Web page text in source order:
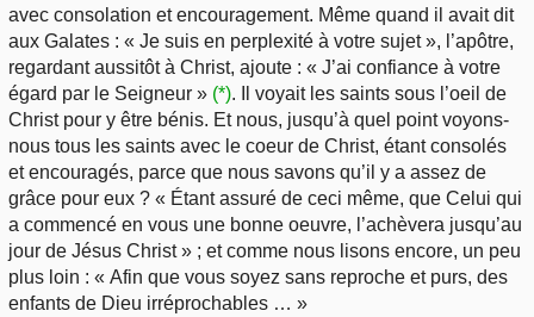
avec consolation et encouragement. Même quand il avait dit
aux Galates : « Je suis en perplexité à votre sujet », l’apôtre,
regardant aussitôt à Christ, ajoute : « J’ai confiance à votre
égard par le Seigneur » (*). Il voyait les saints sous l’oeil de
Christ pour y être bénis. Et nous, jusqu’à quel point voyons-
nous tous les saints avec le coeur de Christ, étant consolés
et encouragés, parce que nous savons qu’il y a assez de
grâce pour eux ? « Étant assuré de ceci même, que Celui qui
a commencé en vous une bonne oeuvre, l’achèvera jusqu’au
jour de Jésus Christ » ; et comme nous lisons encore, un peu
plus loin : « Afin que vous soyez sans reproche et purs, des
enfants de Dieu irréprochables … »